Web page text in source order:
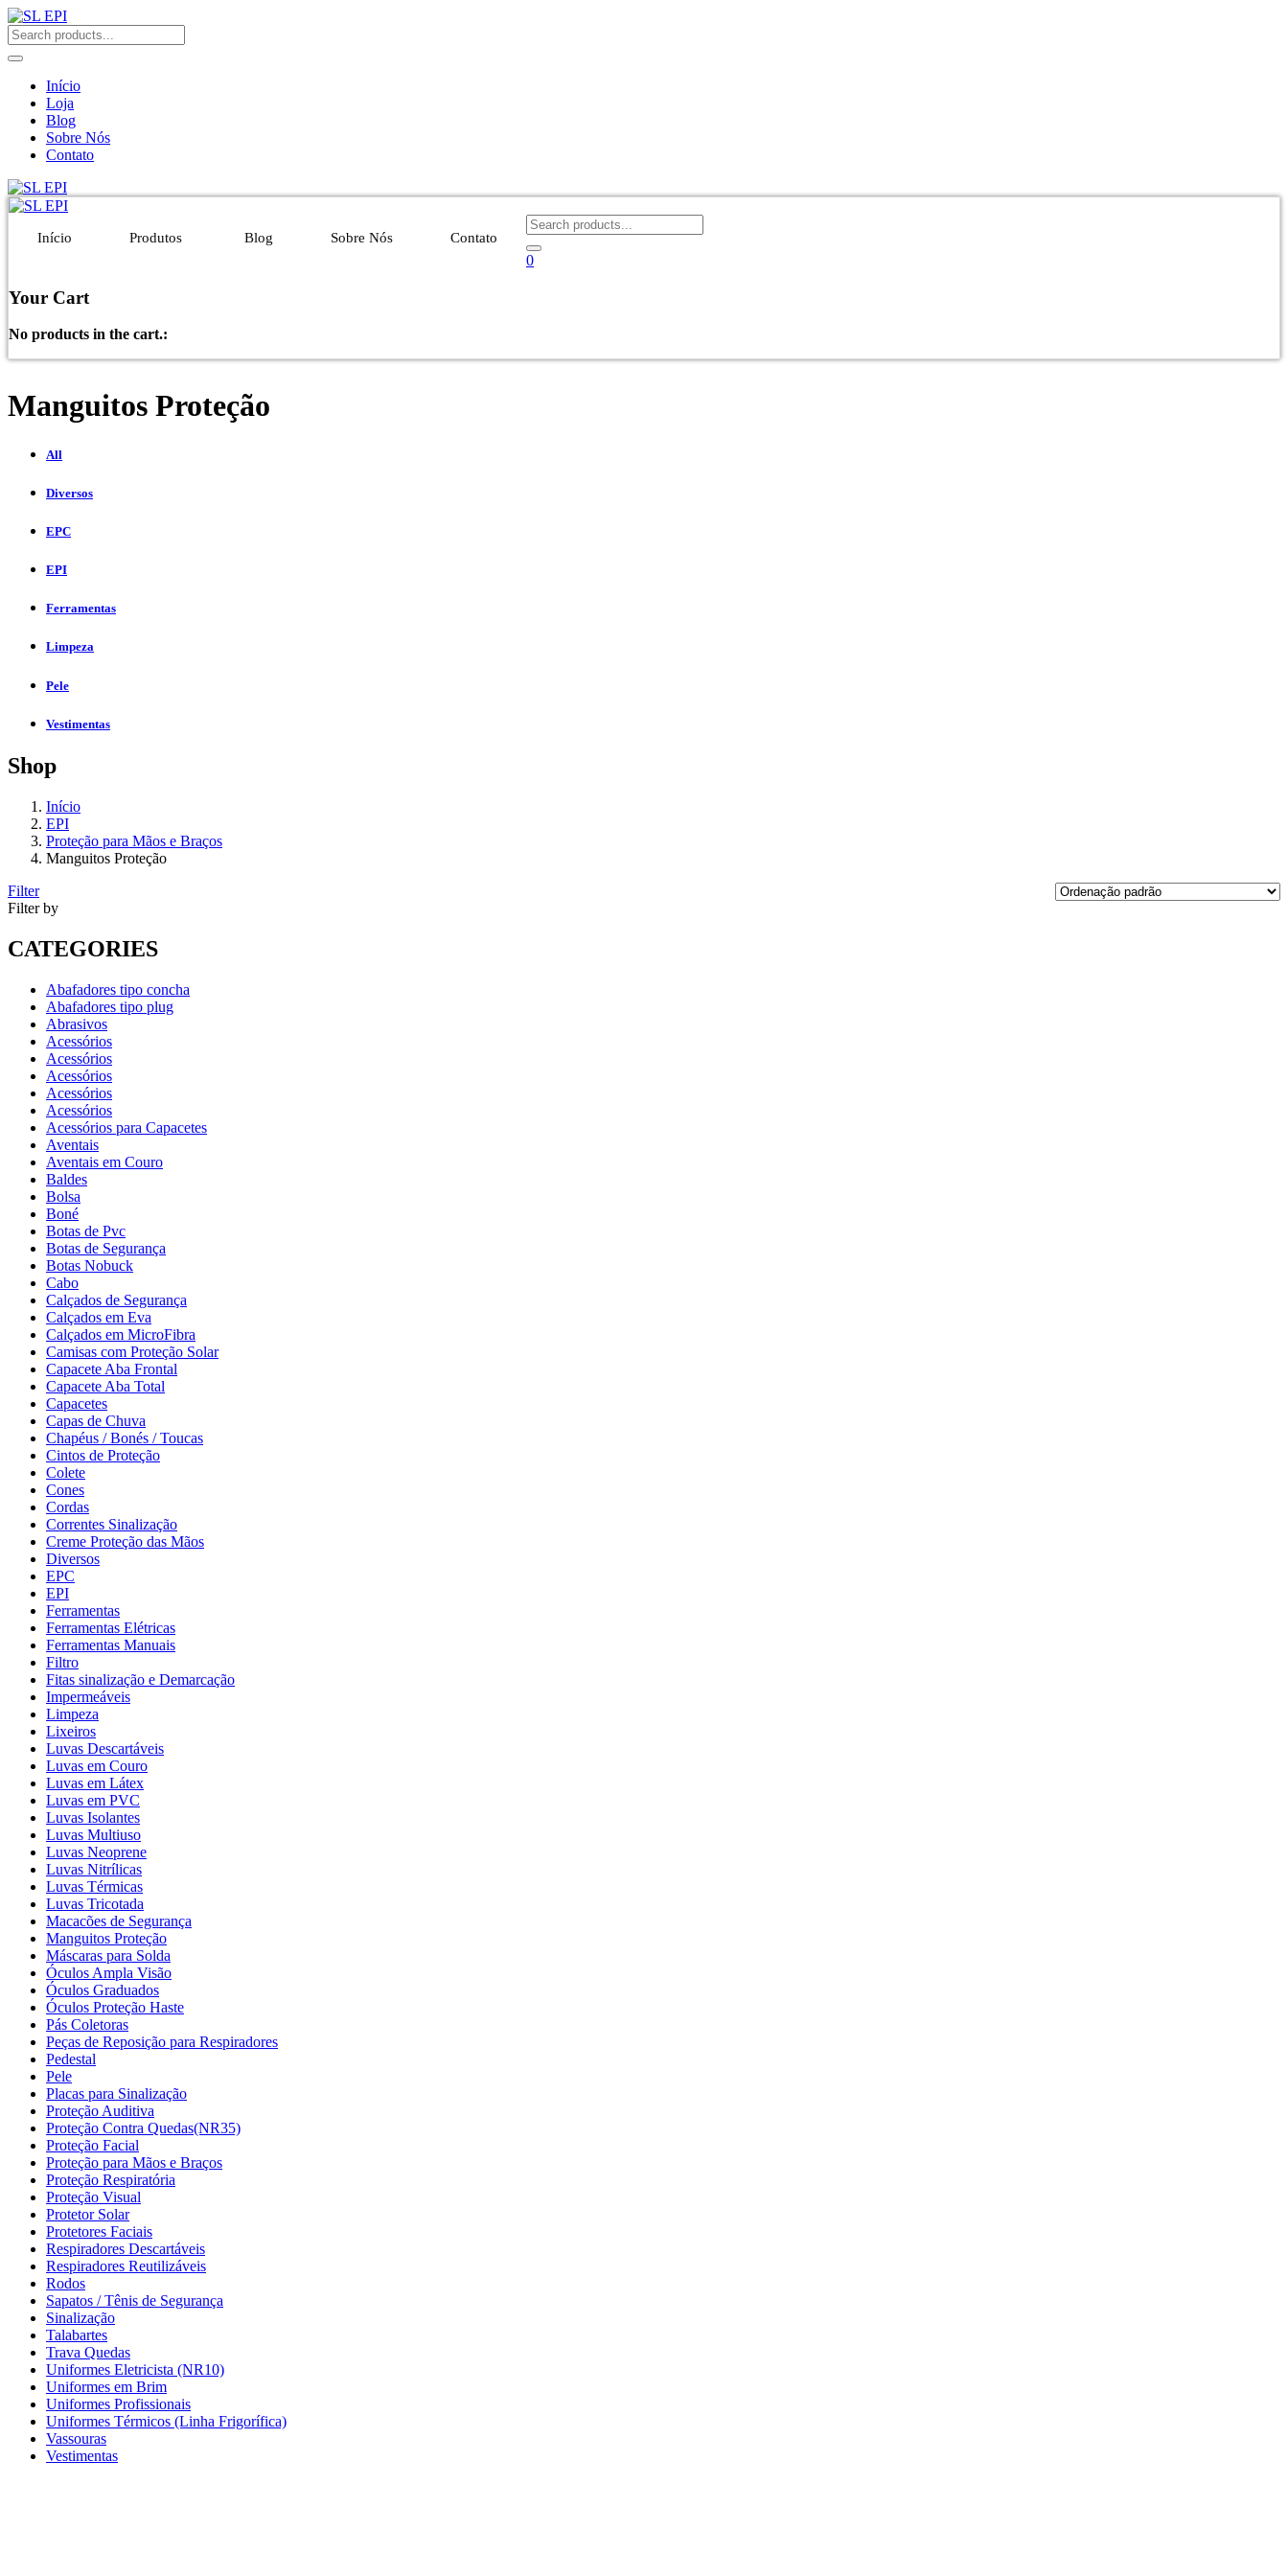
Início
Loja
Blog
Sobre Nós
Contato
Início Produtos Blog Sobre Nós Contato
0
Your Cart
No products in the cart.:
Manguitos Proteção
All
Diversos
EPC
EPI
Ferramentas
Limpeza
Pele
Vestimentas
Shop
Início
EPI
Proteção para Mãos e Braços
Manguitos Proteção
Filter
Filter by
CATEGORIES
Abafadores tipo concha
Abafadores tipo plug
Abrasivos
Acessórios
Acessórios
Acessórios
Acessórios
Acessórios
Acessórios para Capacetes
Aventais
Aventais em Couro
Baldes
Bolsa
Boné
Botas de Pvc
Botas de Segurança
Botas Nobuck
Cabo
Calçados de Segurança
Calçados em Eva
Calçados em MicroFibra
Camisas com Proteção Solar
Capacete Aba Frontal
Capacete Aba Total
Capacetes
Capas de Chuva
Chapéus / Bonés / Toucas
Cintos de Proteção
Colete
Cones
Cordas
Correntes Sinalização
Creme Proteção das Mãos
Diversos
EPC
EPI
Ferramentas
Ferramentas Elétricas
Ferramentas Manuais
Filtro
Fitas sinalização e Demarcação
Impermeáveis
Limpeza
Lixeiros
Luvas Descartáveis
Luvas em Couro
Luvas em Látex
Luvas em PVC
Luvas Isolantes
Luvas Multiuso
Luvas Neoprene
Luvas Nitrílicas
Luvas Térmicas
Luvas Tricotada
Macacões de Segurança
Manguitos Proteção
Máscaras para Solda
Óculos Ampla Visão
Óculos Graduados
Óculos Proteção Haste
Pás Coletoras
Peças de Reposição para Respiradores
Pedestal
Pele
Placas para Sinalização
Proteção Auditiva
Proteção Contra Quedas(NR35)
Proteção Facial
Proteção para Mãos e Braços
Proteção Respiratória
Proteção Visual
Protetor Solar
Protetores Faciais
Respiradores Descartáveis
Respiradores Reutilizáveis
Rodos
Sapatos / Tênis de Segurança
Sinalização
Talabartes
Trava Quedas
Uniformes Eletricista (NR10)
Uniformes em Brim
Uniformes Profissionais
Uniformes Térmicos (Linha Frigorífica)
Vassouras
Vestimentas